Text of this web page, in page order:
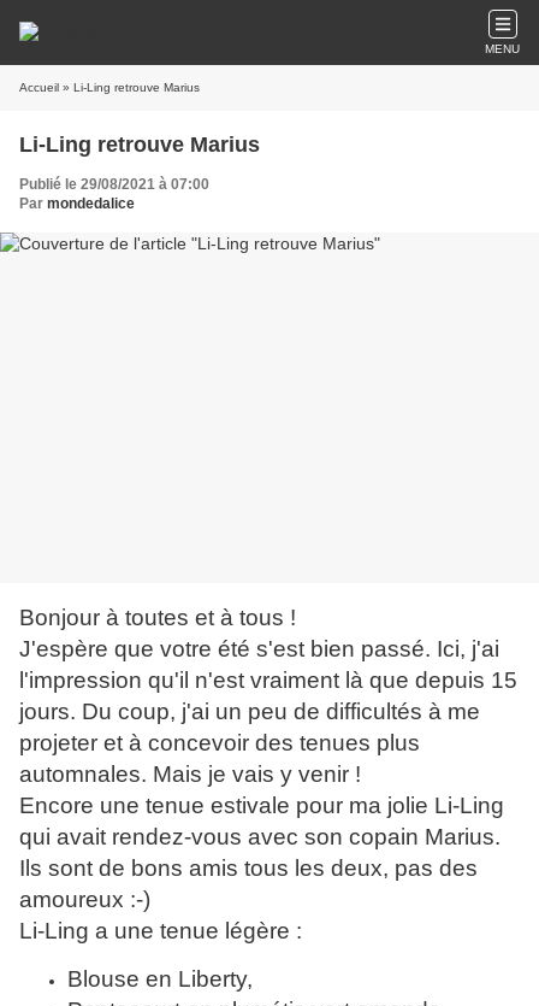
MENU
Accueil » Li-Ling retrouve Marius
Li-Ling retrouve Marius
Publié le 29/08/2021 à 07:00
Par mondedalice
Bonjour à toutes et à tous !
J'espère que votre été s'est bien passé. Ici, j'ai
l'impression qu'il n'est vraiment là que depuis 15
jours. Du coup, j'ai un peu de difficultés à me
projeter et à concevoir des tenues plus
automnales. Mais je vais y venir !
Encore une tenue estivale pour ma jolie Li-Ling
qui avait rendez-vous avec son copain Marius.
Ils sont de bons amis tous les deux, pas des
amoureux :-)
Li-Ling a une tenue légère :
Blouse en Liberty,